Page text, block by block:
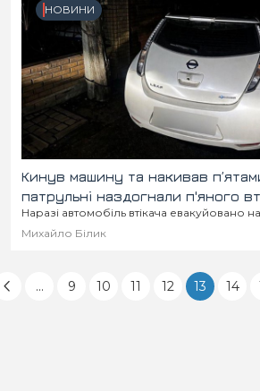
НОВИНИ
Кинув машину та накивав
патрульні наздогнали п'яного
Наразі автомобіль втікача евакуйовано
Михайло Білик
... 9 10 11 12 13 14